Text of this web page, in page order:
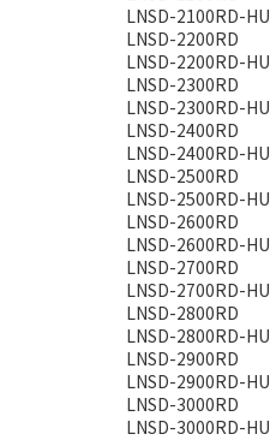
LNSD-2100RD-HU
LNSD-2200RD
LNSD-2200RD-HU
LNSD-2300RD
LNSD-2300RD-HU
LNSD-2400RD
LNSD-2400RD-HU
LNSD-2500RD
LNSD-2500RD-HU
LNSD-2600RD
LNSD-2600RD-HU
LNSD-2700RD
LNSD-2700RD-HU
LNSD-2800RD
LNSD-2800RD-HU
LNSD-2900RD
LNSD-2900RD-HU
LNSD-3000RD
LNSD-3000RD-HU